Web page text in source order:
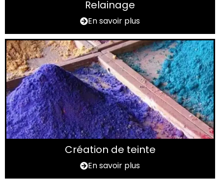
Relainage
En savoir plus
Création de teinte
En savoir plus